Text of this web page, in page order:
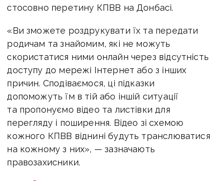
стосовно перетину КПВВ на Донбасі.
«Ви зможете роздрукувати їх та передати
родичам та знайомим, які не можуть
скористатися ними онлайн через відсутність
доступу до мережі Інтернет або з інших
причин. Сподіваємося, ці підказки
допоможуть їм в тій або іншій ситуації
та пропонуємо відео та листівки для
перегляду і поширення. Відео зі схемою
кожного КПВВ віднині будуть транслюватися
на кожному з них», — зазначають
правозахисники.